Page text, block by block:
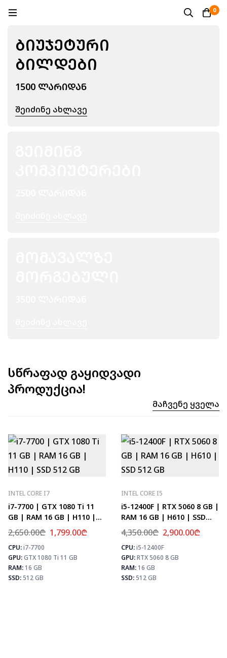
0
ᲑᲘᲣᲯᲔᲢᲣᲠᲘ
ᲑᲘᲚᲓᲔᲑᲘ
1500 ᲚᲐᲠᲘᲓᲐᲜ
Შეიძინე Ახლავე
სწრაფად გაყიდვადი
პროდუქცია!
Მაჩვენე Ყველა
INTEL CORE I7
i7-7700 | GTX 1080 Ti 11
GB | RAM 16 GB | H110 |
SSD 512 GB
2,650.00₾ 1,799.00₾
CPU:i7-7700
GPU:GTX 1080 Ti 11 GB
RAM:16 GB
SSD:512 GB
⚡ MAX FPS
CS2
156
PUBG
101
Fortnite
119
INTEL CORE I5
i5-12400F | RTX 5060 8 GB |
RAM 16 GB | H610 | SSD
512 GB
4,350.00₾ 2,900.00₾
CPU:i5-12400F
GPU:RTX 5060 8 GB
RAM:16 GB
SSD:512 GB